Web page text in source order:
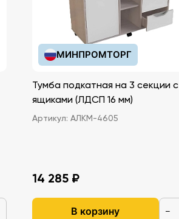
МИНПРОМТОРГ
Тумба подкатная на 3 секции с
ящиками (ЛДСП 16 мм)
Артикул: АЛКМ-4605
14 285 ₽
В корзину −